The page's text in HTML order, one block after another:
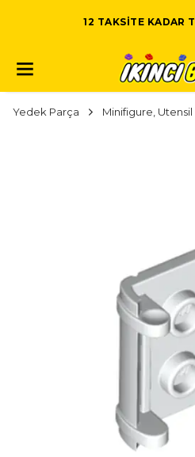
12 TAKSITE KADAR
Yedek Parça Minifigure, Utensil